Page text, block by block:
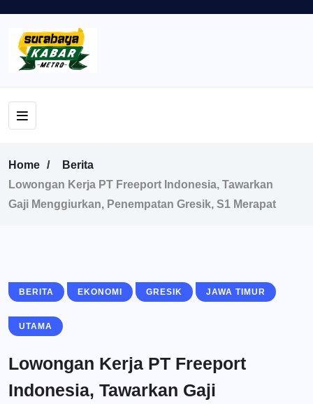
Home
Berita
Lowongan Kerja PT Freeport Indonesia, Tawarkan
Gaji Menggiurkan, Penempatan Gresik, S1 Merapat
BERITA EKONOMI GRESIK JAWA TIMUR
UTAMA
Lowongan Kerja PT Freeport
Indonesia, Tawarkan Gaji